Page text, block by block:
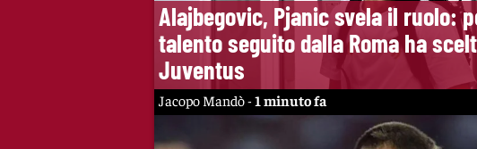
Alajbegovic, Pjanic svela il ruolo:
talento seguito dalla Roma ha
Juventus
Jacopo Mandò -1 minuto fa